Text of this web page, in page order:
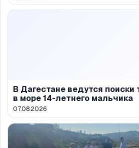
В Дагестане ведутся поиски
в море 14-летнего мальчика
07.08.2026